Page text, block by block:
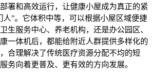
署和高效运行，让健康小屋成为真正的紧
人”。它体积中等，可以根据小屋区域便捷
生服务中心、养老机构，还是办公园区、
一体机后，都能给附近人群提供多样化的
合理解决了传统医疗资源分配不均的短
务向着更普及、更有效的方向发展。